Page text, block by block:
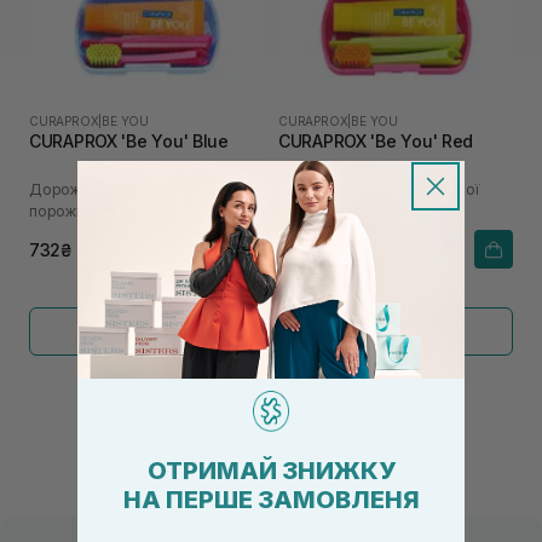
CURAPROX BE YOU
CURAPROX 'Be You' Blue
Дорожній набір для ротової
порожнини
732₴
CURAPROX BE YOU
CURAPROX 'Be You' Red
Дорожній набір для ротової
порожнини
732₴
Показати більше
2
ОТРИМАЙ ЗНИЖКУ
НА ПЕРШЕ ЗАМОВЛЕНЯ